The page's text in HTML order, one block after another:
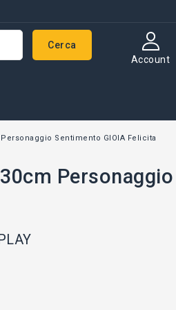
Account
Cerca
Sentimento GIOIA Felicita
Personaggio